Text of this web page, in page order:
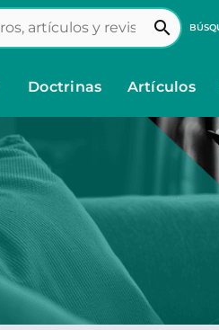
search
Doctrinas Artículos